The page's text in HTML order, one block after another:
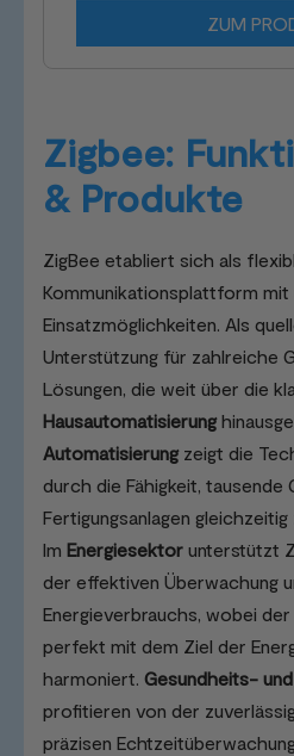
ZUM
Zigbee:
& Produkte
ZigBee etabliert sich als
Kommunikationsplattform mit
Einsatzmöglichkeiten. Als
Unterstützung für zahlreiche
Lösungen, die weit über die
Hausautomatisierung
Automatisierungzeigt die
durch die Fähigkeit, tausende
Fertigungsanlagen
Im Energiesektor unterstützt
der effektiven Überwachung
Energieverbrauchs, wobei
perfekt mit dem Ziel der
harmoniert. Gesundheits-
profitieren von der
präzisen